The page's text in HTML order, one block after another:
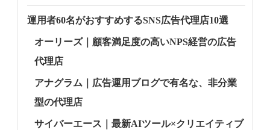
運用者60名がおすすめするSNS広告代理店10選
オーリーズ｜顧客満足度の高いNPS経営の広告
代理店
アナグラム｜広告運用ブログで有名な、非分業
型の代理店
サイバーエース｜最新AIツール×クリエイティブ